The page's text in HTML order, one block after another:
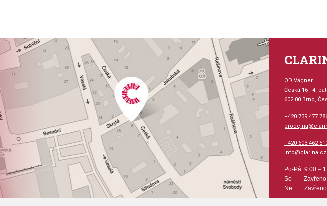
OD Vágner
Česká 16 - 4.
602 00 Brno,
+420 739 477
+420 603 462
info@clarina.cz
Po-Pá: 9:00 –
So Zavřeno
Ne Zavřeno